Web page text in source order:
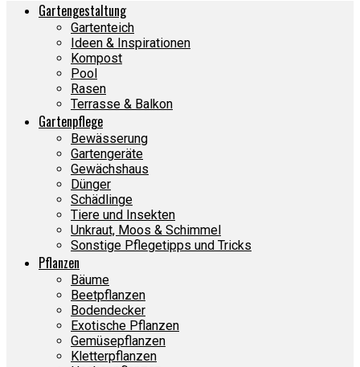
Gartengestaltung
Gartenteich
Ideen & Inspirationen
Kompost
Pool
Rasen
Terrasse & Balkon
Gartenpflege
Bewässerung
Gartengeräte
Gewächshaus
Dünger
Schädlinge
Tiere und Insekten
Unkraut, Moos & Schimmel
Sonstige Pflegetipps und Tricks
Pflanzen
Bäume
Beetpflanzen
Bodendecker
Exotische Pflanzen
Gemüsepflanzen
Kletterpflanzen